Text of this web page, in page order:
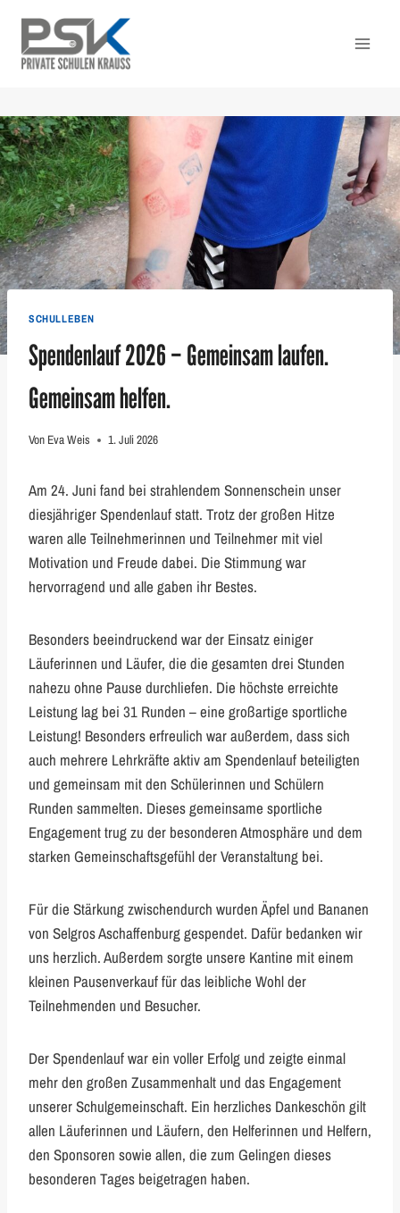
Inhalt
springen
SCHULLEBEN
Spendenlauf 2026 – Gemeinsam laufen.
Gemeinsam helfen.
Von Eva Weis 1. Juli 2026
Am 24. Juni fand bei strahlendem Sonnenschein unser
diesjähriger Spendenlauf statt. Trotz der großen Hitze
waren alle Teilnehmerinnen und Teilnehmer mit viel
Motivation und Freude dabei. Die Stimmung war
hervorragend und alle gaben ihr Bestes.
Besonders beeindruckend war der Einsatz einiger
Läuferinnen und Läufer, die die gesamten drei Stunden
nahezu ohne Pause durchliefen. Die höchste erreichte
Leistung lag bei 31 Runden – eine großartige sportliche
Leistung! Besonders erfreulich war außerdem, dass sich
auch mehrere Lehrkräfte aktiv am Spendenlauf beteiligten
und gemeinsam mit den Schülerinnen und Schülern
Runden sammelten. Dieses gemeinsame sportliche
Engagement trug zu der besonderen Atmosphäre und dem
starken Gemeinschaftsgefühl der Veranstaltung bei.
Für die Stärkung zwischendurch wurden Äpfel und Bananen
von Selgros Aschaffenburg gespendet. Dafür bedanken wir
uns herzlich. Außerdem sorgte unsere Kantine mit einem
kleinen Pausenverkauf für das leibliche Wohl der
Teilnehmenden und Besucher.
Der Spendenlauf war ein voller Erfolg und zeigte einmal
mehr den großen Zusammenhalt und das Engagement
unserer Schulgemeinschaft. Ein herzliches Dankeschön gilt
allen Läuferinnen und Läufern, den Helferinnen und Helfern,
den Sponsoren sowie allen, die zum Gelingen dieses
besonderen Tages beigetragen haben.